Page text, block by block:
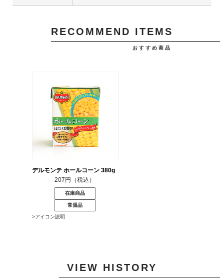
RECOMMEND ITEMS
おすすめ商品
デルモンテ ホールコーン 380g
207円（税込）
在庫商品
常温品
>アイコン説明
VIEW HISTORY